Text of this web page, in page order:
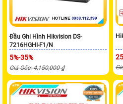
Đầu Ghi Hình Hikvision DS-
7216HGHI-F1/N
5%-35%
Giá Gốc: 4,150,000 ₫